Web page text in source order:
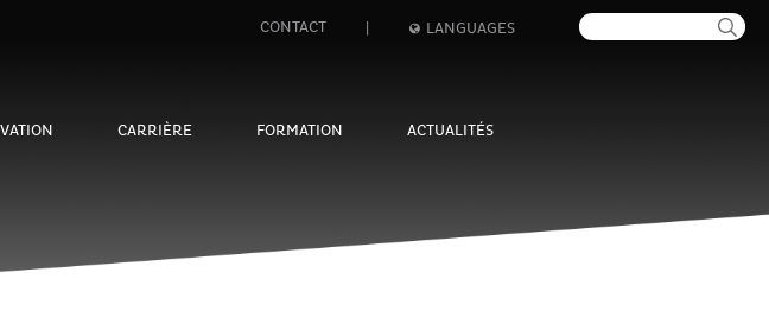
CONTACT | LANGUAGES
CARRIÈRE FORMATION ACTUALITÉS